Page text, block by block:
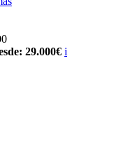
29.000€ i